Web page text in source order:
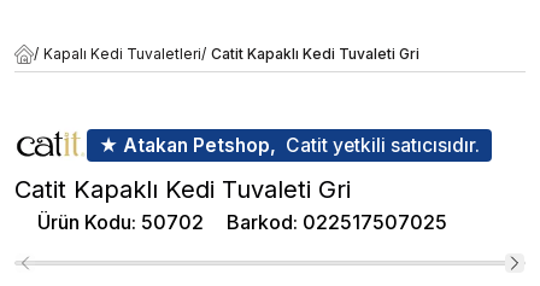
/ Kapalı Kedi Tuvaletleri/ Catit Kapaklı Kedi Tuvaleti Gri
★ Atakan Petshop, Catit yetkili satıcısıdır.
Catit Kapaklı Kedi Tuvaleti Gri
Ürün Kodu: 50702 Barkod: 022517507025